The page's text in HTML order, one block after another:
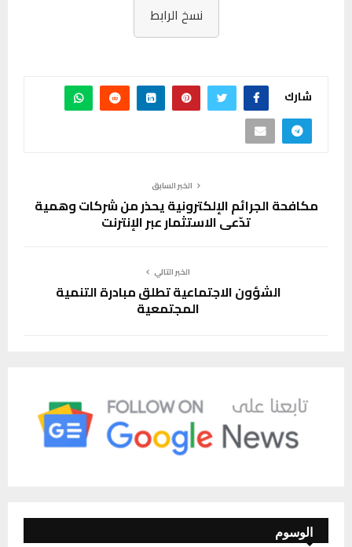
نسخ الرابط
شارك
الخبر السابق
مكافحة الجرائم الإلكترونية يحذر من شركات وهمية
تدّعي الاستثمار عبر الإنترنت
الخبر التالي
الشؤون الاجتماعية تطلق مبادرة التنمية
المجتمعية
الوسوم